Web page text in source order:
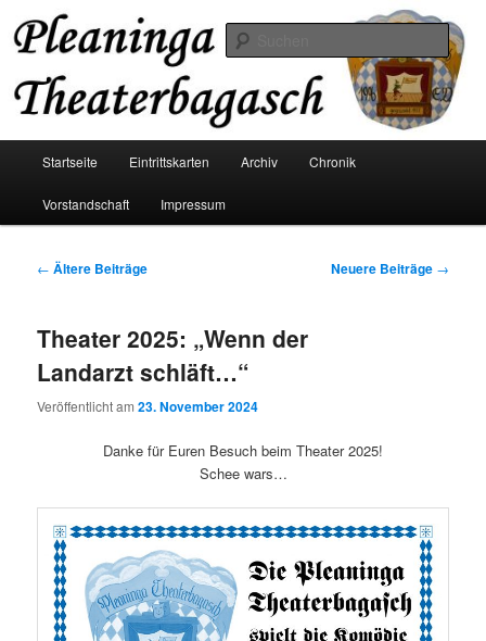
primären
Inhalt
springen
sekundären
Inhalt
springenPleaninga Theaterbagasch
Der Theaterverein aus Pliening
Startseite Eintrittskarten Archiv Chronik
Vorstandschaft Impressum
Beitragsnavigation
← Ältere Beiträge Neuere Beiträge →
Theater 2025: „Wenn der
Landarzt schläft…“
Veröffentlicht am23. November 2024
Danke für Euren Besuch beim Theater 2025!
Schee wars…